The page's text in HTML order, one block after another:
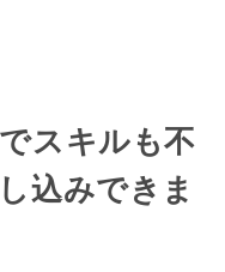
スキルも不
込みできま